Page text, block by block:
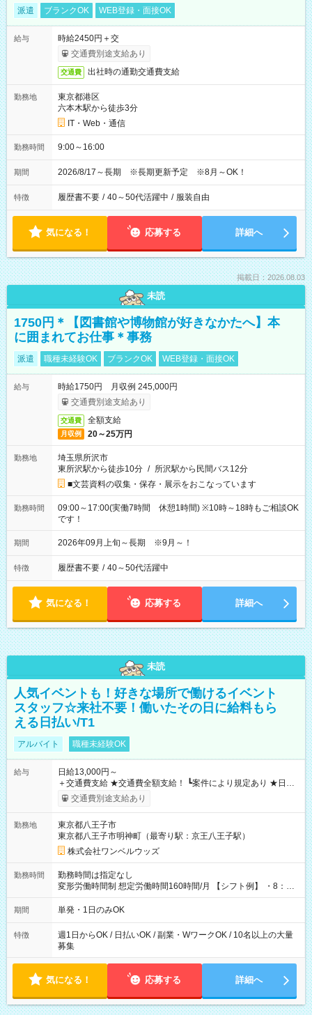
派遣 ブランクOK WEB登録・面接OK
給与
時給2450円＋交
交通費別途支給あり
交通費 出社時の通勤交通費支給
勤務地
東京都港区
六本木駅から徒歩3分
IT・Web・通信
勤務時間 9:00～16:00
期間 2026/8/17～長期 ※長期更新予定 ※8月～OK！
特徴 履歴書不要 / 40～50代活躍中 / 服装自由
気になる！ 応募する 詳細へ
掲載日：2026.08.03
未読
1750円＊【図書館や博物館が好きなかたへ】本
に囲まれてお仕事＊事務
派遣 職種未経験OK ブランクOK WEB登録・面接OK
給与
時給1750円 月収例 245,000円
交通費別途支給あり
交通費 全額支給
月収例 20～25万円
勤務地
埼玉県所沢市
東所沢駅から徒歩10分 / 所沢駅から民間バス12分
■文芸資料の収集・保存・展示をおこなっています
勤務時間
09:00～17:00(実働7時間 休憩1時間) ※10時～18時もご相談OK
です！
期間 2026年09月上旬～長期 ※9月～！
特徴 履歴書不要 / 40～50代活躍中
気になる！ 応募する 詳細へ
未読
人気イベントも！好きな場所で働けるイベント
スタッフ☆来社不要！働いたその日に給料もら
える日払い/T1
アルバイト 職種未経験OK
給与
日給13,000円～
＋交通費支給 ★交通費全額支給！ ┗案件により規定あり ★日払
いOK！（規定あり） ┗働いたその日に現金GET♪ お仕事後はコ
ンビニATMから 日払い分を引き落とせます！ 【試用期間】試
交通費別途支給あり
勤務地
東京都八王子市
東京都八王子市明神町（最寄り駅：京王八王子駅）
株式会社ワンベルウッズ
勤務時間
勤務時間は指定なし
変形労働時間制 想定労働時間160時間/月 【シフト例】 ・8：00
～21：00
期間 単発・1日のみOK
特徴
週1日からOK / 日払いOK / 副業・WワークOK / 10名以上の大量
募集
気になる！ 応募する 詳細へ